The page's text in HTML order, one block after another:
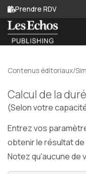
Prendre RDV
Contenus éditoriaux/
Calcul de la
(Selon votre
Entrez vos
obtenir le résultat
Notez qu'aucune de